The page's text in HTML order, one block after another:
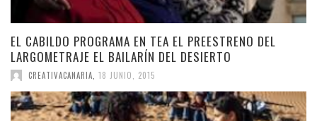
EL CABILDO PROGRAMA EN TEA EL PREESTRENO DEL
LARGOMETRAJE EL BAILARÍN DEL DESIERTO
CREATIVACANARIA 18 JUNIO, 2015